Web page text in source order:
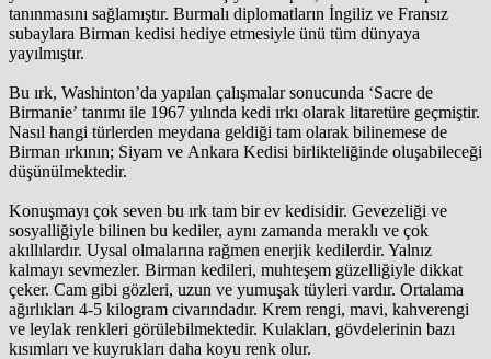
tanınmasını sağlamıştır. Burmalı diplomatların İngiliz ve Fransız
subaylara Birman kedisi hediye etmesiyle ünü tüm dünyaya
yayılmıştır.
Bu ırk, Washinton’da yapılan çalışmalar sonucunda ‘Sacre de
Birmanie’ tanımı ile 1967 yılında kedi ırkı olarak litaretüre geçmiştir.
Nasıl hangi türlerden meydana geldiği tam olarak bilinemese de
Birman ırkının; Siyam ve Ankara Kedisi birlikteliğinde oluşabileceği
düşünülmektedir.
Konuşmayı çok seven bu ırk tam bir ev kedisidir. Gevezeliği ve
sosyalliğiyle bilinen bu kediler, aynı zamanda meraklı ve çok
akıllılardır. Uysal olmalarına rağmen enerjik kedilerdir. Yalnız
kalmayı sevmezler. Birman kedileri, muhteşem güzelliğiyle dikkat
çeker. Cam gibi gözleri, uzun ve yumuşak tüyleri vardır. Ortalama
ağırlıkları 4-5 kilogram civarındadır. Krem rengi, mavi, kahverengi
ve leylak renkleri görülebilmektedir. Kulakları, gövdelerinin bazı
kısımları ve kuyrukları daha koyu renk olur.